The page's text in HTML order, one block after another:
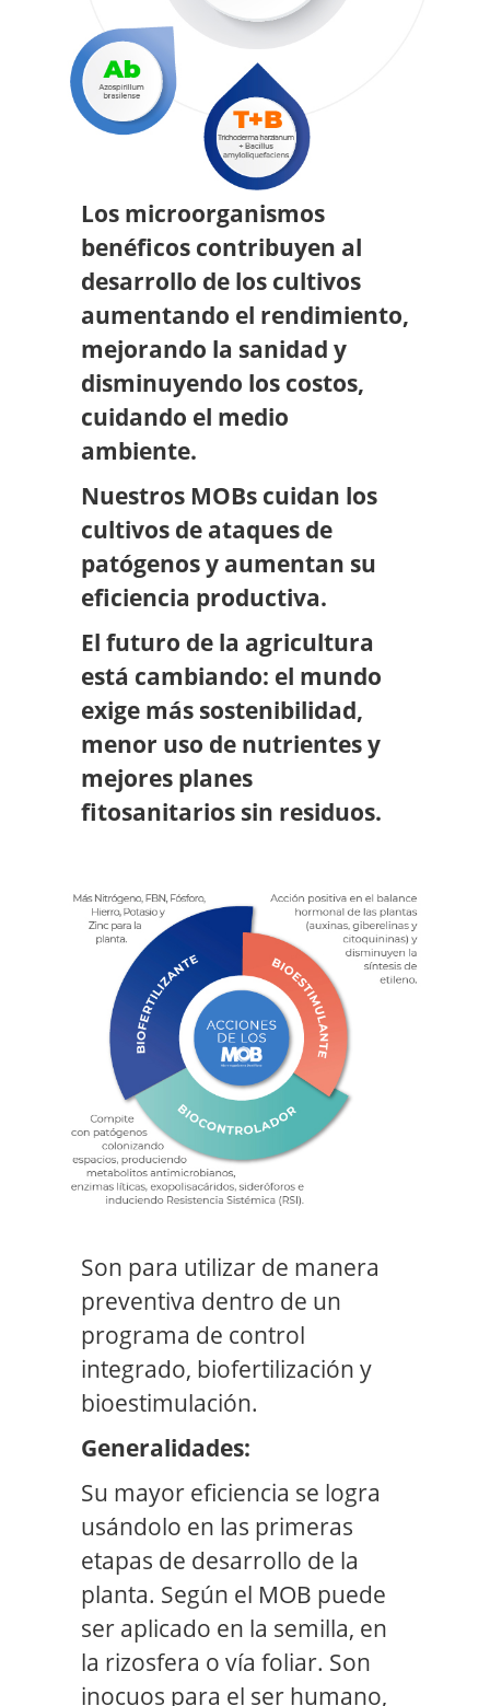
Los microorganismos
benéficos contribuyen al
desarrollo de los cultivos
aumentando el rendimiento,
mejorando la sanidad y
disminuyendo los costos,
cuidando el medio
ambiente.
Nuestros MOBs cuidan los
cultivos de ataques de
patógenos y aumentan su
eficiencia productiva.
El futuro de la agricultura
está cambiando: el mundo
exige más sostenibilidad,
menor uso de nutrientes y
mejores planes
fitosanitarios sin residuos.
Son para utilizar de manera
preventiva dentro de un
programa de control
integrado, biofertilización y
bioestimulación.
Generalidades:
Su mayor eficiencia se logra
usándolo en las primeras
etapas de desarrollo de la
planta. Según el MOB puede
ser aplicado en la semilla, en
la rizosfera o vía foliar. Son
inocuos para el ser humano,